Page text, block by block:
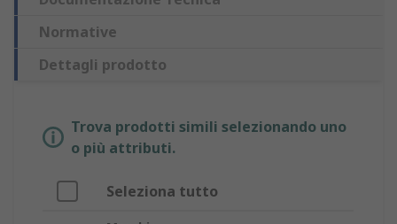
Normative
Dettagli prodotto
Trova prodotti simili selezionando uno
o più attributi.
Seleziona tutto